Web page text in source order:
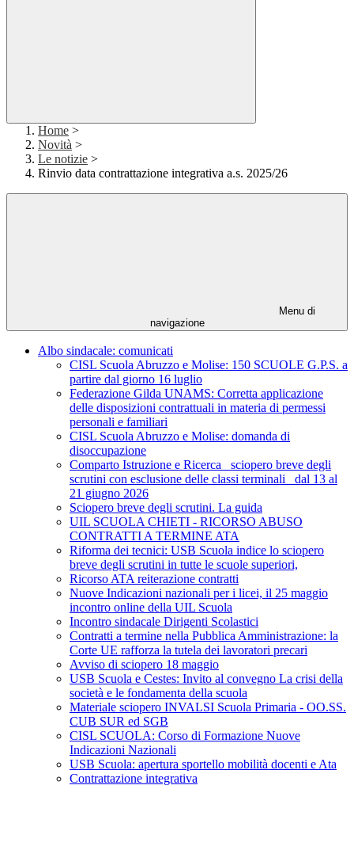
Home >
Novità >
Le notizie >
Rinvio data contrattazione integrativa a.s. 2025/26
Menu di
navigazione
Albo sindacale: comunicati
CISL Scuola Abruzzo e Molise: 150 SCUOLE G.P.S. a
partire dal giorno 16 luglio
Federazione Gilda UNAMS: Corretta applicazione
delle disposizioni contrattuali in materia di permessi
personali e familiari
CISL Scuola Abruzzo e Molise: domanda di
disoccupazione
Comparto Istruzione e Ricerca_ sciopero breve degli
scrutini con esclusione delle classi terminali_ dal 13 al
21 giugno 2026
Sciopero breve degli scrutini. La guida
UIL SCUOLA CHIETI - RICORSO ABUSO
CONTRATTI A TERMINE ATA
Riforma dei tecnici: USB Scuola indice lo sciopero
breve degli scrutini in tutte le scuole superiori,
Ricorso ATA reiterazione contratti
Nuove Indicazioni nazionali per i licei, il 25 maggio
incontro online della UIL Scuola
Incontro sindacale Dirigenti Scolastici
Contratti a termine nella Pubblica Amministrazione: la
Corte UE rafforza la tutela dei lavoratori precari
Avviso di sciopero 18 maggio
USB Scuola e Cestes: Invito al convegno La crisi della
società e le fondamenta della scuola
Materiale sciopero INVALSI Scuola Primaria - OO.SS.
CUB SUR ed SGB
CISL SCUOLA: Corso di Formazione Nuove
Indicazioni Nazionali
USB Scuola: apertura sportello mobilità docenti e Ata
Contrattazione integrativa